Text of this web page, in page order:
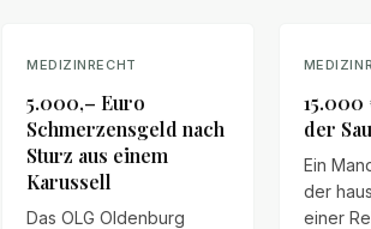
MEDIZINRECHT
5.000,– Euro
Schmerzensgeld nach
Sturz aus einem
Karussell
Das OLG Oldenburg
15.000
der
Ein
der
einer